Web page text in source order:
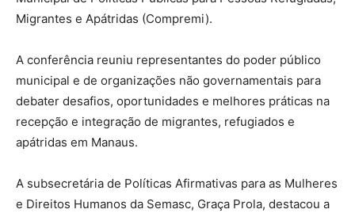
Migrantes e Apátridas (Compremi).
A conferência reuniu representantes do poder público
municipal e de organizações não governamentais para
debater desafios, oportunidades e melhores práticas na
recepção e integração de migrantes, refugiados e
apátridas em Manaus.
A subsecretária de Políticas Afirmativas para as Mulheres
e Direitos Humanos da Semasc, Graça Prola, destacou a